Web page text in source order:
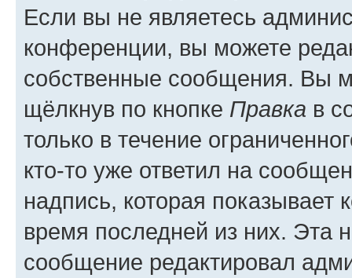
Если вы не являетесь
конференции, вы можете
собственные сообщения. Вы
щёлкнув по кнопке Правка в
только в течение
кто-то уже ответил на
надпись, которая показывает
время последней из них. Эта
сообщение редактировал